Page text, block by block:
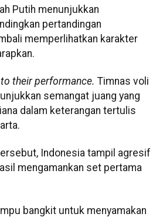
Putih menunjukkan
pertandingan
memperlihatkan karakter
their performance. Timnas voli
semangat juang yang
dalam keterangan tertulis
Indonesia tampil agresif
mengamankan set pertama
bangkit untuk menyamakan